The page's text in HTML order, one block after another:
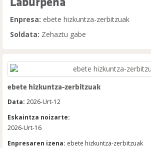
Enpresa: ebete hizkuntza-zerbitzuak
Soldata: Zehaztu gabe
ebete hizkuntza-zerbitzuak
Data: 2026-Urt-12
Eskaintza noizarte:
2026-Urt-16
Enpresaren izena: ebete hizkuntza-zerbitzuak